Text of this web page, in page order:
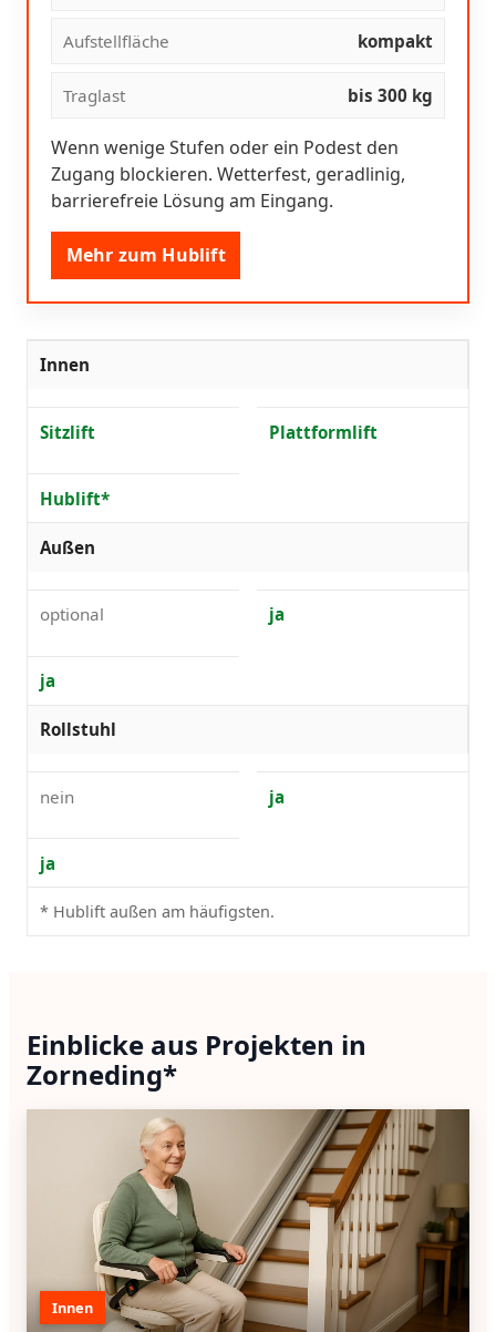
Aufstellfläche kompakt
Traglast bis 300 kg
Wenn wenige Stufen oder ein Podest den
Zugang blockieren. Wetterfest, geradlinig,
barrierefreie Lösung am Eingang.
Mehr zum Hublift
Innen
Sitzlift Plattformlift
Hublift*
Außen
optional ja
ja
Rollstuhl
nein ja
ja
* Hublift außen am häufigsten.
Einblicke aus Projekten in
Zorneding*
Innen